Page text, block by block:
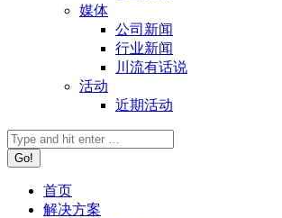
媒体
公司新闻
行业新闻
川流有话说
活动
近期活动
首页
解决方案